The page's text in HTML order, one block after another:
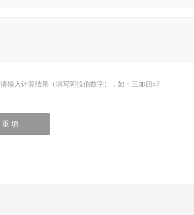
请输入计算结果（填写阿拉伯数字），如：三加四=7